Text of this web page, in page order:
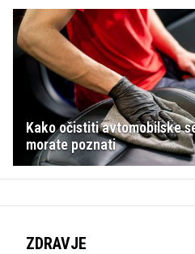
Kako očistiti avtomobilske
morate poznati
ZDRAVJE